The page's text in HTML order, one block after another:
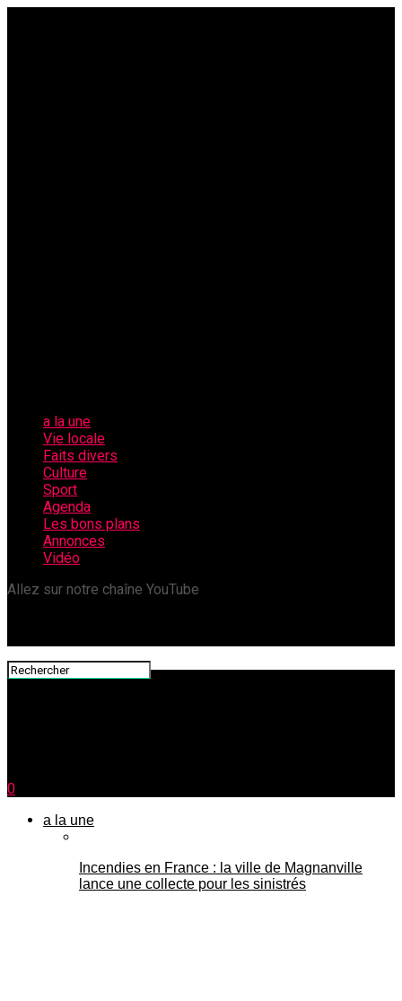
a la une
Vie locale
Faits divers
Culture
Sport
Agenda
Les bons plans
Annonces
Vidéo
Allez sur notre chaîne YouTube
0
a la une
Incendies en France : la ville de Magnanville
lance une collecte pour les sinistrés